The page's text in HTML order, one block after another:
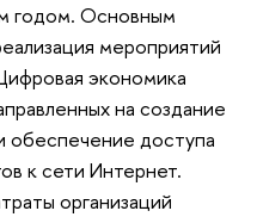
годом. Основным
мероприятий
экономика
на создание
обеспечение доступа
к сети Интернет.
организаций